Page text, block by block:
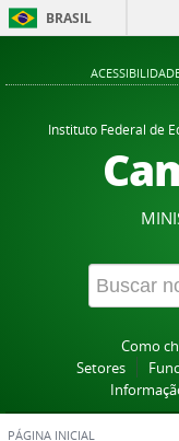
BRASIL
Instituto Federal de
Como
Setores
PÁGINA INICIAL